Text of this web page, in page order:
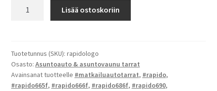
Lisää ostoskoriin
Tuotetunnus (SKU): rapidologo
Osasto: Asuntoauto & asuntovaunu tarrat
Avainsanat tuotteelle #matkailuautotarrat, #rapido,
#rapido665f, #rapido666f, #rapido686f, #rapido690,